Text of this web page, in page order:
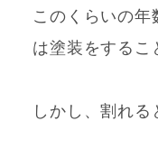
このくらいの
は塗装をするこ
しかし、割れる